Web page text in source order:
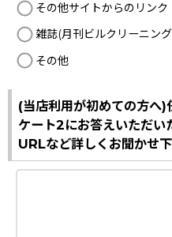
その他サイトからのリンク
雑誌(月刊ビルクリーニン
その他
(当店利用が初めての方へ
ケート2にお答えいただい
URLなど詳しくお聞かせ